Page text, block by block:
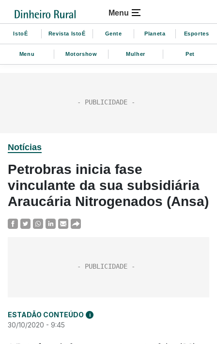
Menu
IstoÉ Revista IstoÉ Gente Planeta Esportes
Menu Motorshow Mulher Pet
Notícias
Petrobras inicia fase
vinculante da sua subsidiária
Araucária Nitrogenados (Ansa)
ESTADÃO CONTEÚDO i
30/10/2020 - 9:45